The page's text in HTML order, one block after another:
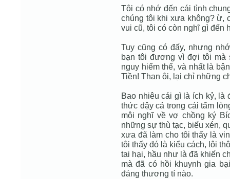
Tôi có nhớ đến cái tình
chúng tôi khi xưa không? ừ,
vui cũ, tôi có còn nghĩ gì đến
Tuy cũng có đấy, nhưng
bạn tôi đương vì đợi tôi mà
nguy hiểm thế, và nhất là
Tiền! Than ôi, lại chỉ những
Bao nhiêu cái gì là ích kỷ, là
thức dậy cả trong cái tấm
môi nghĩ về vợ chồng ký
những sự thù tạc, biếu xén,
xưa đã làm cho tôi thấy là
tôi thấy đó là kiểu cách, lôi
tai hại, hầu như là đã khiến
mà đã có hồi khuynh gia
đáng thương tí nào.